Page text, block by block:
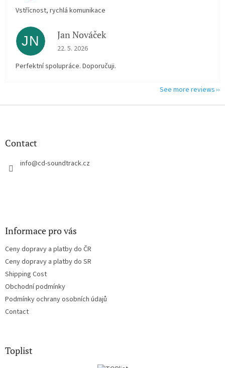
Vstřícnost, rychlá komunikace
JN Jan Nováček
The store rating is 5 out of 5 stars.
22. 5. 2026
Perfektní spolupráce. Doporučuji.
See more reviews
F
Contact
info@cd-soundtrack.cz
Informace pro vás
Ceny dopravy a platby do ČR
Ceny dopravy a platby do SR
Shipping Cost
Obchodní podmínky
Podmínky ochrany osobních údajů
Contact
Toplist